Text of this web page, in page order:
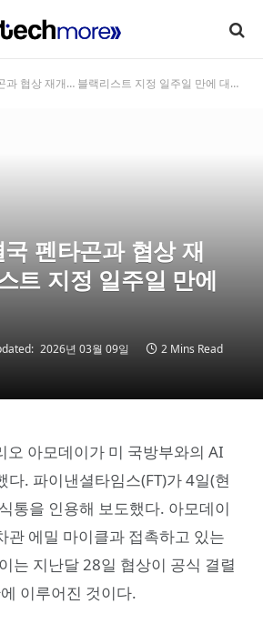
협상 재개… 블랙리스트 지정 일주일 만에 대화 복원
펜타곤과 협상 재
트 지정 일주일 만에
2026년 03월 09일
2 Mins Read
오 아모데이가 미 국방부와의 AI
다. 파이낸셜타임스(FT)가 4일(현
통을 인용해 보도했다. 아모데이
관 에밀 마이클과 접촉하고 있는
는 지난달 28일 협상이 공식 결렬
이루어진 것이다.